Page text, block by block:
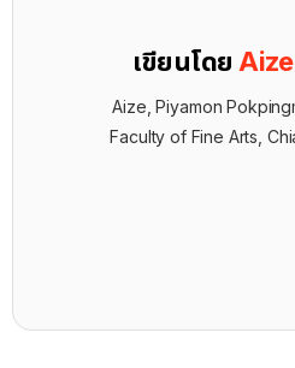
เขียนโดย
Aize, Piyamon
Faculty of Fine Arts,